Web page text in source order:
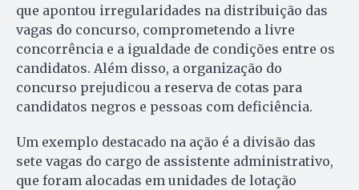
que apontou irregularidades na distribuição das
vagas do concurso, comprometendo a livre
concorrência e a igualdade de condições entre os
candidatos. Além disso, a organização do
concurso prejudicou a reserva de cotas para
candidatos negros e pessoas com deficiência.
Um exemplo destacado na ação é a divisão das
sete vagas do cargo de assistente administrativo,
que foram alocadas em unidades de lotação